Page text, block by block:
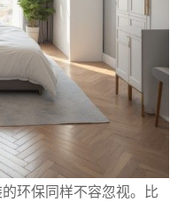
环保同样不容忽视。比